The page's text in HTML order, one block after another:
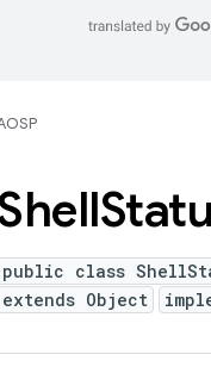
public class
extends Object